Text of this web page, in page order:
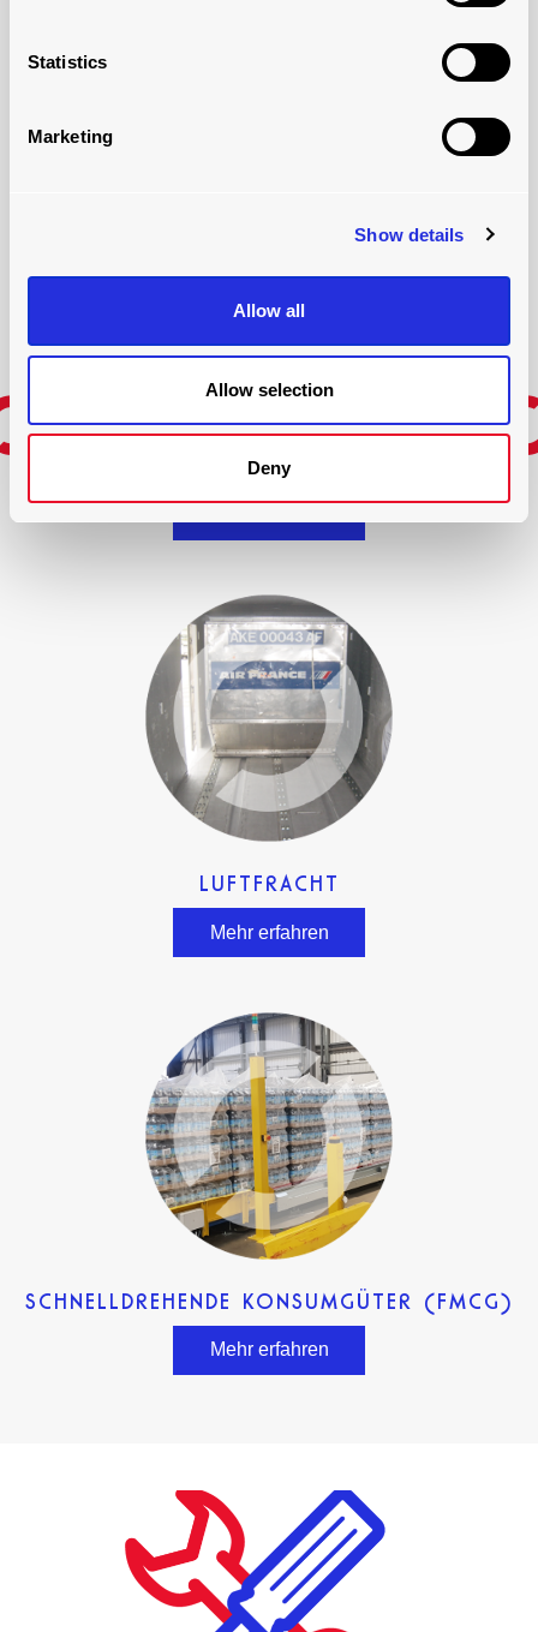
Statistics
Marketing
Show details
Allow all
Allow selection
Deny
GETRÄNK
LUFTFRACHT
Mehr erfahren
SCHNELLDREHENDE KONSUMGÜTER (FMCG)
Mehr erfahren